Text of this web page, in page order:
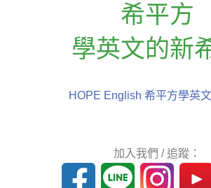
希平方
學英文的新
HOPE English 希平方學英文
加入我們 / 追蹤：